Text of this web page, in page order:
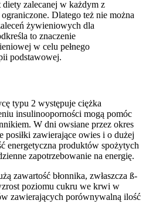
diety zalecanej w każdym z
Dlatego też nie można
żywieniowych dla
to znaczenie
w celu pełnego
podstawowej.
typu 2 występuje ciężka
insulinooporności mogą pomóc
W dni owsiane przez okres
posiłki zawierające owies i o dużej
energetyczna produktów spożytych
zapotrzebowanie na energię.
zawartość błonnika, zwłaszcza ß-
poziomu cukru we krwi w
zawierających porównywalną ilość